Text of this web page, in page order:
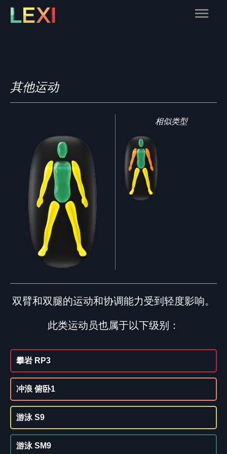
Skip
Main
其他运动
相似类型
双臂和双腿的运动和协调能力受到轻度影响。
此类运动员也属于以下级别：
攀岩 RP3
冲浪 俯卧1
游泳 S9
游泳 SM9